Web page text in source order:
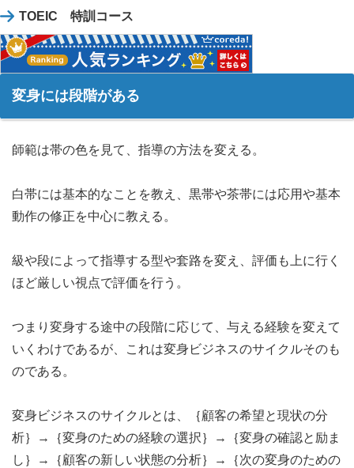
TOEIC 特訓コース
変身には段階がある
師範は帯の色を見て、指導の方法を変える。
白帯には基本的なことを教え、黒帯や茶帯には応用や基本
動作の修正を中心に教える。
級や段によって指導する型や套路を変え、評価も上に行く
ほど厳しい視点で評価を行う。
つまり変身する途中の段階に応じて、与える経験を変えて
いくわけであるが、これは変身ビジネスのサイクルそのも
のである。
変身ビジネスのサイクルとは、｛顧客の希望と現状の分
析｝→｛変身のための経験の選択｝→｛変身の確認と励ま
し｝→｛顧客の新しい状態の分析｝→｛次の変身のための